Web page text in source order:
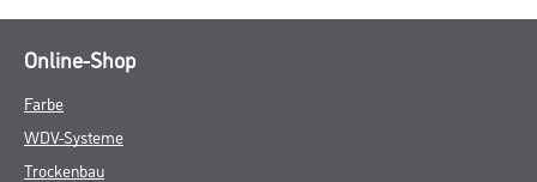
Online-Shop
Farbe
WDV-Systeme
Trockenbau